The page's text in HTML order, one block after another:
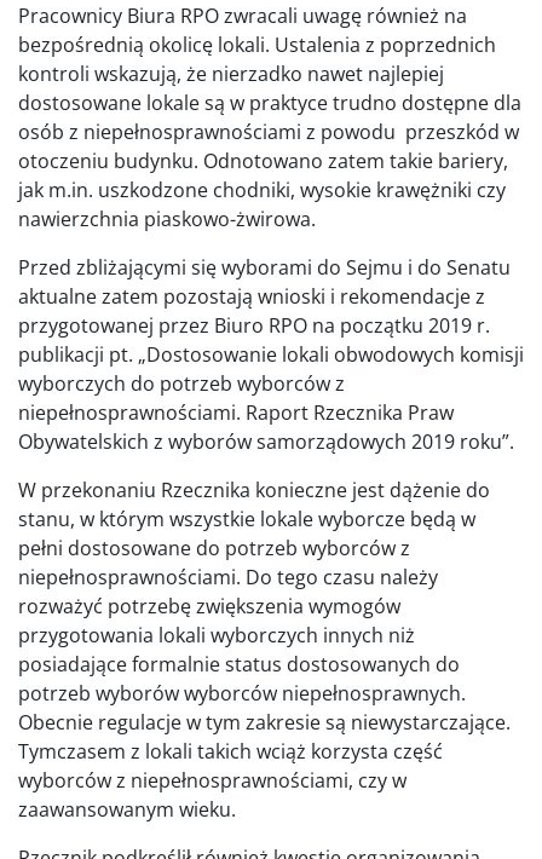
Pracownicy Biura RPO zwracali uwagę również na
bezpośrednią okolicę lokali. Ustalenia z poprzednich
kontroli wskazują, że nierzadko nawet najlepiej
dostosowane lokale są w praktyce trudno dostępne dla
osób z niepełnosprawnościami z powodu przeszkód w
otoczeniu budynku. Odnotowano zatem takie bariery,
jak m.in. uszkodzone chodniki, wysokie krawężniki czy
nawierzchnia piaskowo-żwirowa.
Przed zbliżającymi się wyborami do Sejmu i do Senatu
aktualne zatem pozostają wnioski i rekomendacje z
przygotowanej przez Biuro RPO na początku 2019 r.
publikacji pt. „Dostosowanie lokali obwodowych komisji
wyborczych do potrzeb wyborców z
niepełnosprawnościami. Raport Rzecznika Praw
Obywatelskich z wyborów samorządowych 2019 roku”.
W przekonaniu Rzecznika konieczne jest dążenie do
stanu, w którym wszystkie lokale wyborcze będą w
pełni dostosowane do potrzeb wyborców z
niepełnosprawnościami. Do tego czasu należy
rozważyć potrzebę zwiększenia wymogów
przygotowania lokali wyborczych innych niż
posiadające formalnie status dostosowanych do
potrzeb wyborów wyborców niepełnosprawnych.
Obecnie regulacje w tym zakresie są niewystarczające.
Tymczasem z lokali takich wciąż korzysta część
wyborców z niepełnosprawnościami, czy w
zaawansowanym wieku.